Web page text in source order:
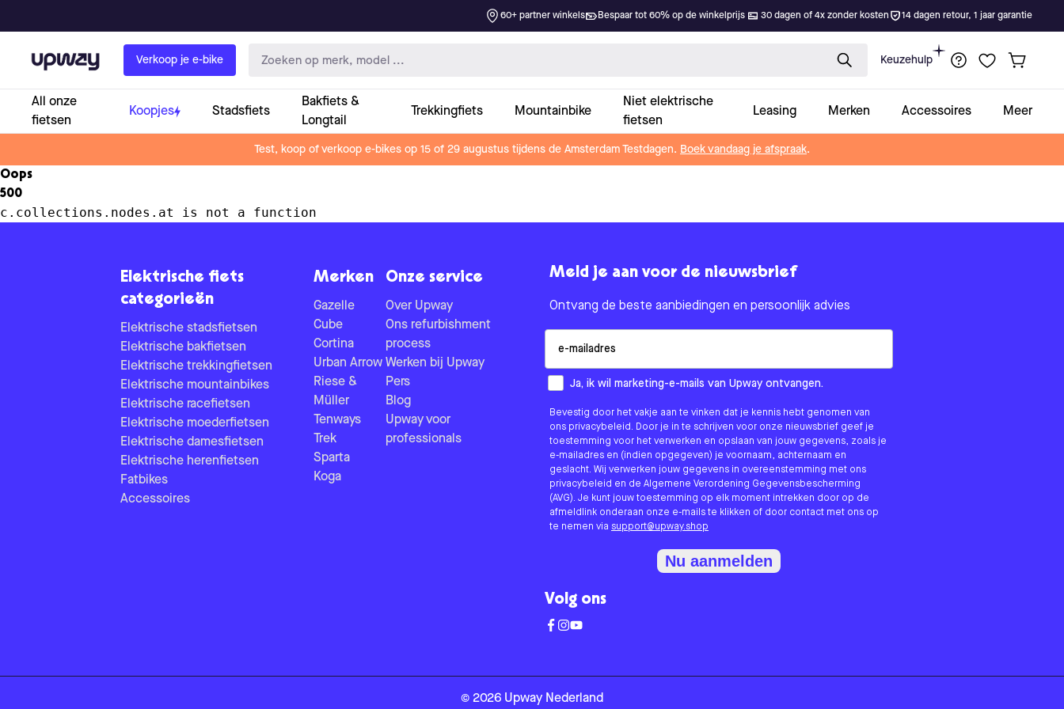
60+ partner winkels Bespaar tot 60% op de winkelprijs 30 dagen of 4x zonder kosten 14 dagen retour, 1 jaar garantie
Upway Verkoop je e-bike Keuzehulp
All onze
fietsen
Koopjes Stadsfiets
Bakfiets &
Longtail
Trekkingfiets Mountainbike
Niet elektrische
fietsen
Leasing Merken Accessoires Meer
Test, koop of verkoop e-bikes op 15 of 29 augustus tijdens de Amsterdam Testdagen. Boek vandaag je afspraak.
Oops
500
c.collections.nodes.at is not a function
Elektrische fiets
categorieën
Elektrische stadsfietsen
Elektrische bakfietsen
Elektrische trekkingfietsen
Elektrische mountainbikes
Elektrische racefietsen
Elektrische moederfietsen
Elektrische damesfietsen
Elektrische herenfietsen
Fatbikes
Accessoires
Merken
Gazelle
Cube
Cortina
Urban Arrow
Riese &
Müller
Tenways
Trek
Sparta
Koga
Onze service
Over Upway
Ons refurbishment
process
Werken bij Upway
Pers
Blog
Upway voor
professionals
Meld je aan voor de nieuwsbrief
Ontvang de beste aanbiedingen en persoonlijk advies
How would you like to hear from us?
Ja, ik wil marketing-e-mails van Upway ontvangen.
Bevestig door het vakje aan te vinken dat je kennis hebt genomen van
ons privacybeleid. Door je in te schrijven voor onze nieuwsbrief geef je
toestemming voor het verwerken en opslaan van jouw gegevens, zoals je
e-mailadres en (indien opgegeven) je voornaam, achternaam en
geslacht. Wij verwerken jouw gegevens in overeenstemming met ons
privacybeleid en de Algemene Verordening Gegevensbescherming
(AVG). Je kunt jouw toestemming op elk moment intrekken door op de
afmeldlink onderaan onze e-mails te klikken of door contact met ons op
te nemen via support@upway.shop
Nu aanmelden
Volg ons
© 2026 Upway Nederland